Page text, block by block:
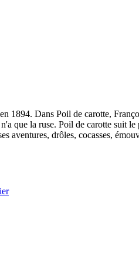
Dans Poil de carotte,
que la ruse. Poil de carotte suit
drôles, cocasses,